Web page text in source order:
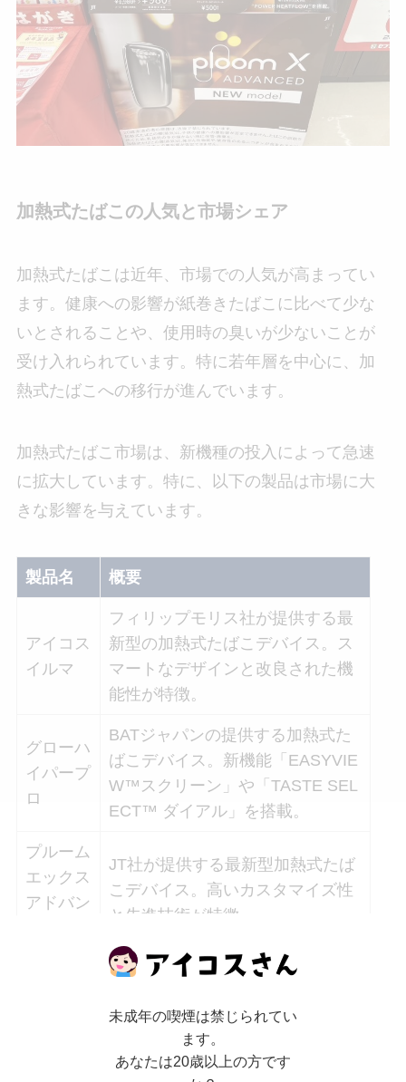
加熱式たばこの人気と市場シェア
加熱式たばこは近年、市場での人気が高まってい
ます。健康への影響が紙巻きたばこに比べて少な
いとされることや、使用時の臭いが少ないことが
受け入れられています。特に若年層を中心に、加
熱式たばこへの移行が進んでいます。
加熱式たばこ市場は、新機種の投入によって急速
に拡大しています。特に、以下の製品は市場に大
きな影響を与えています。
製品名 概要
アイコス
イルマ
フィリップモリス社が提供する最
新型の加熱式たばこデバイス。ス
マートなデザインと改良された機
能性が特徴。
グローハ
イパープ
ロ
BATジャパンの提供する加熱式た
ばこデバイス。新機能「EASYVIE
W™スクリーン」や「TASTE SEL
ECT™ ダイアル」を搭載。
プルーム
エックス
アドバン
JT社が提供する最新型加熱式たば
こデバイス。高いカスタマイズ性
と先進技術が特徴。
が、これらの新機種は加熱式たばこ市場において
重要な役割を果たしており、市場の拡大に寄与し
未成年の喫煙は禁じられてい
ます。
あなたは20歳以上の方です